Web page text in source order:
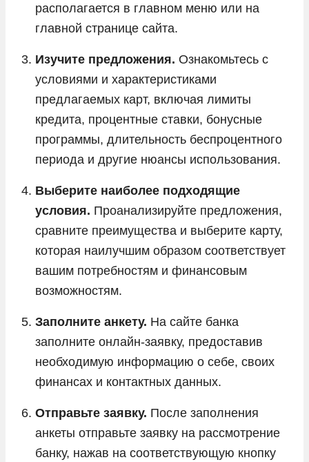
располагается в главном меню или на
главной странице сайта.
Изучите предложения. Ознакомьтесь с
условиями и характеристиками
предлагаемых карт, включая лимиты
кредита, процентные ставки, бонусные
программы, длительность беспроцентного
периода и другие нюансы использования.
Выберите наиболее подходящие
условия. Проанализируйте предложения,
сравните преимущества и выберите карту,
которая наилучшим образом соответствует
вашим потребностям и финансовым
возможностям.
Заполните анкету. На сайте банка
заполните онлайн-заявку, предоставив
необходимую информацию о себе, своих
финансах и контактных данных.
Отправьте заявку. После заполнения
анкеты отправьте заявку на рассмотрение
банку, нажав на соответствующую кнопку